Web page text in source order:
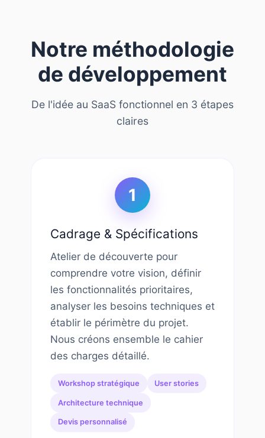
Notre méthodologie
de développement
De l'idée au SaaS fonctionnel en 3 étapes
claires
1
Cadrage & Spécifications
Atelier de découverte pour
comprendre votre vision, définir
les fonctionnalités prioritaires,
analyser les besoins techniques et
établir le périmètre du projet.
Nous créons ensemble le cahier
des charges détaillé.
Workshop stratégique User stories
Architecture technique
Devis personnalisé